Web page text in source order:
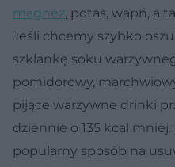
magnez, potas, wapń, a
Jeśli chcemy szybko
szklankę soku
pomidorowy,
pijące warzywne drinki
dziennie o 135 kcal
popularny sposób na